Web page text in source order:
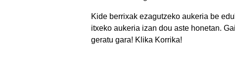
Kide berrixak ezagutzeko aukeria be
itxeko aukeria izan dou aste honetan.
geratu gara! Klika Korrika!